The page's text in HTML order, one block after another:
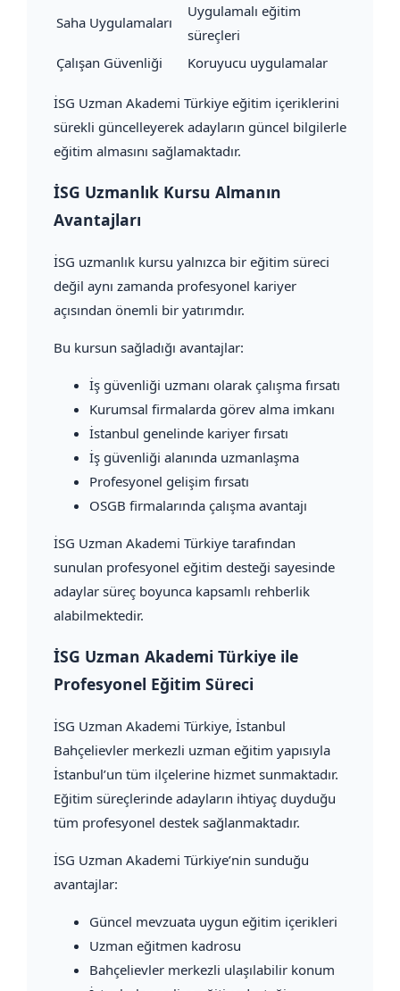
Saha Uygulamaları
Uygulamalı eğitim
süreçleri
Çalışan Güvenliği
Koruyucu uygulamalar
İSG Uzman Akademi Türkiye eğitim içeriklerini
sürekli güncelleyerek adayların güncel bilgilerle
eğitim almasını sağlamaktadır.
İSG Uzmanlık Kursu Almanın
Avantajları
İSG uzmanlık kursu yalnızca bir eğitim süreci
değil aynı zamanda profesyonel kariyer
açısından önemli bir yatırımdır.
Bu kursun sağladığı avantajlar:
İş güvenliği uzmanı olarak çalışma fırsatı
Kurumsal firmalarda görev alma imkanı
İstanbul genelinde kariyer fırsatı
İş güvenliği alanında uzmanlaşma
Profesyonel gelişim fırsatı
OSGB firmalarında çalışma avantajı
İSG Uzman Akademi Türkiye tarafından
sunulan profesyonel eğitim desteği sayesinde
adaylar süreç boyunca kapsamlı rehberlik
alabilmektedir.
İSG Uzman Akademi Türkiye ile
Profesyonel Eğitim Süreci
İSG Uzman Akademi Türkiye, İstanbul
Bahçelievler merkezli uzman eğitim yapısıyla
İstanbul’un tüm ilçelerine hizmet sunmaktadır.
Eğitim süreçlerinde adayların ihtiyaç duyduğu
tüm profesyonel destek sağlanmaktadır.
İSG Uzman Akademi Türkiye’nin sunduğu
avantajlar:
Güncel mevzuata uygun eğitim içerikleri
Uzman eğitmen kadrosu
Bahçelievler merkezli ulaşılabilir konum